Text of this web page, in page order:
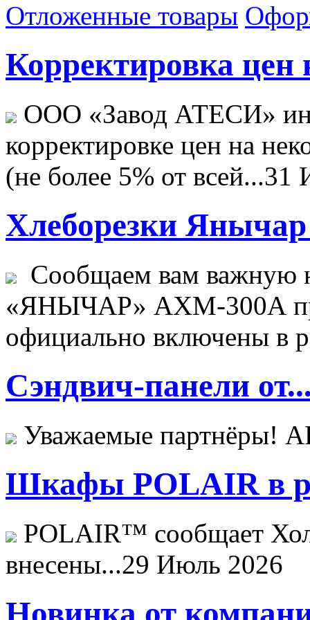
Отложенные товары
Корректировка цен
ООО «Завод АТЕСИ»
корректировке цен на
(не более 5% от всей...31
Хлеборезки Янычар
Сообщаем вам важную
«ЯНЫЧАР» АХМ-300А
официально включены в
Сэндвич-панели
Уважаемые
Шкафы POLAIR в
POLAIR™ сообщает
внесены...29 Июль 2026